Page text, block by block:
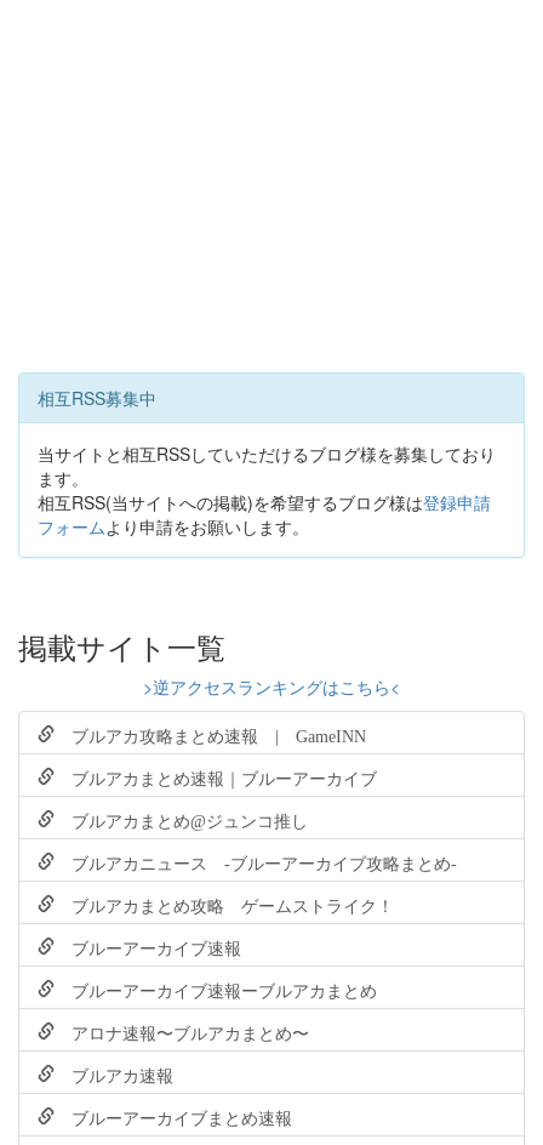
相互RSS募集中
当サイトと相互RSSしていただけるブログ様を募集しており
ます。
相互RSS(当サイトへの掲載)を希望するブログ様は登録申請
フォームより申請をお願いします。
掲載サイト一覧
>逆アクセスランキングはこちら<
ブルアカ攻略まとめ速報 | GameINN
ブルアカまとめ速報｜ブルーアーカイブ
ブルアカまとめ@ジュンコ推し
ブルアカニュース -ブルーアーカイブ攻略まとめ-
ブルアカまとめ攻略 ゲームストライク！
ブルーアーカイブ速報
ブルーアーカイブ速報ーブルアカまとめ
アロナ速報〜ブルアカまとめ〜
ブルアカ速報
ブルーアーカイブまとめ速報